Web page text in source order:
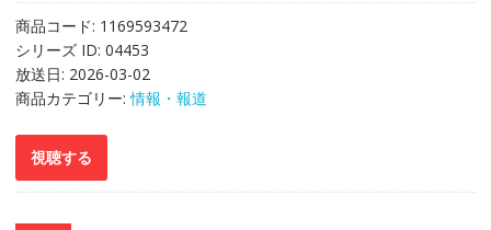
商品コード: 1169593472
シリーズ ID: 04453
放送日: 2026-03-02
商品カテゴリー:情報・報道